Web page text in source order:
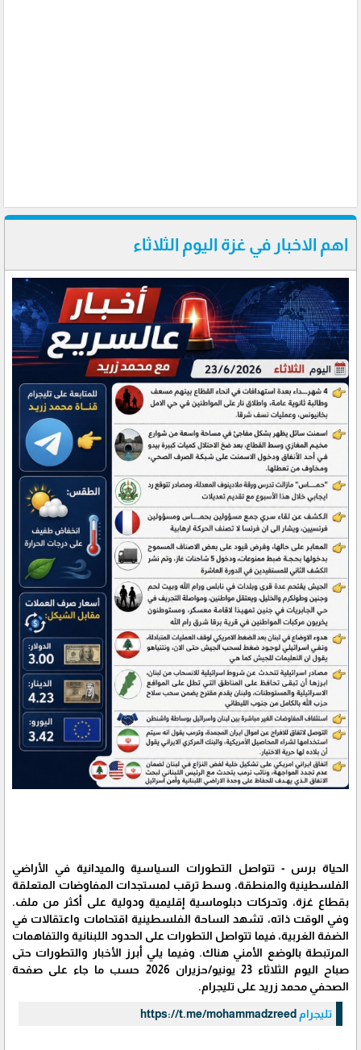
اهم الاخبار في غزة اليوم الثلاثاء
الحياة برس - تتواصل التطورات السياسية والميدانية في الأراضي
الفلسطينية والمنطقة، وسط ترقب لمستجدات المفاوضات المتعلقة
بقطاع غزة، وتحركات دبلوماسية إقليمية ودولية على أكثر من ملف.
وفي الوقت ذاته، تشهد الساحة الفلسطينية اقتحامات واعتقالات في
الضفة الغربية، فيما تتواصل التطورات على الحدود اللبنانية والتفاهمات
المرتبطة بالوضع الأمني هناك. وفيما يلي أبرز الأخبار والتطورات حتى
صباح اليوم الثلاثاء 23 يونيو/حزيران 2026 حسب ما جاء على صفحة
الصحفي محمد زريد على تليجرام.
تليجرام https://t.me/mohammadzreed